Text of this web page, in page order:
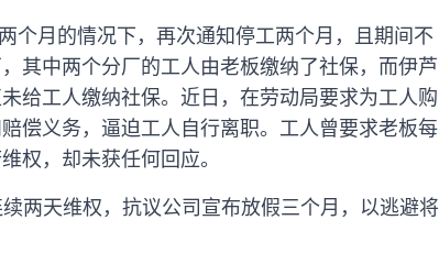
个月的情况下，再次通知停工两个月，且期间不
其中两个分厂的工人由老板缴纳了社保，而伊芦
给工人缴纳社保。近日，在劳动局要求为工人购
偿义务，逼迫工人自行离职。工人曾要求老板每
权，却未获任何回应。
两天维权，抗议公司宣布放假三个月，以逃避将